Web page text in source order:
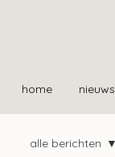
home nieuws
alle berichten